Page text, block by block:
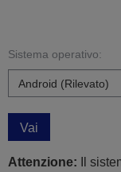
Sistema operativo:
Vai
Attenzione: Il